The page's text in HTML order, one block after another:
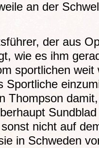
an der
der aus
wie es ihm
sportlichen
Sportliche
Thompson
nicht auf
in Schweden